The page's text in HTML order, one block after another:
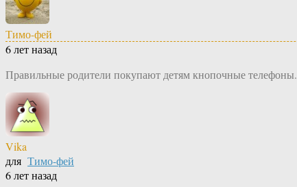
Тимо-фей
6 лет назад
Правильные родители покупают детям кнопочные телефоны.
Vika
для Тимо-фей
6 лет назад